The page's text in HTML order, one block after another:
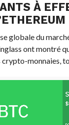
À
globale du
ont montré
crypto-monnaies,